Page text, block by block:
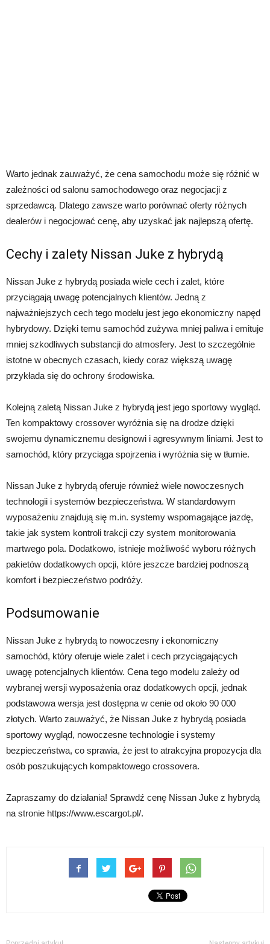
Warto jednak zauważyć, że cena samochodu może się różnić w
zależności od salonu samochodowego oraz negocjacji z
sprzedawcą. Dlatego zawsze warto porównać oferty różnych
dealerów i negocjować cenę, aby uzyskać jak najlepszą ofertę.
Cechy i zalety Nissan Juke z hybrydą
Nissan Juke z hybrydą posiada wiele cech i zalet, które
przyciągają uwagę potencjalnych klientów. Jedną z
najważniejszych cech tego modelu jest jego ekonomiczny napęd
hybrydowy. Dzięki temu samochód zużywa mniej paliwa i emituje
mniej szkodliwych substancji do atmosfery. Jest to szczególnie
istotne w obecnych czasach, kiedy coraz większą uwagę
przykłada się do ochrony środowiska.
Kolejną zaletą Nissan Juke z hybrydą jest jego sportowy wygląd.
Ten kompaktowy crossover wyróżnia się na drodze dzięki
swojemu dynamicznemu designowi i agresywnym liniami. Jest to
samochód, który przyciąga spojrzenia i wyróżnia się w tłumie.
Nissan Juke z hybrydą oferuje również wiele nowoczesnych
technologii i systemów bezpieczeństwa. W standardowym
wyposażeniu znajdują się m.in. systemy wspomagające jazdę,
takie jak system kontroli trakcji czy system monitorowania
martwego pola. Dodatkowo, istnieje możliwość wyboru różnych
pakietów dodatkowych opcji, które jeszcze bardziej podnoszą
komfort i bezpieczeństwo podróży.
Podsumowanie
Nissan Juke z hybrydą to nowoczesny i ekonomiczny
samochód, który oferuje wiele zalet i cech przyciągających
uwagę potencjalnych klientów. Cena tego modelu zależy od
wybranej wersji wyposażenia oraz dodatkowych opcji, jednak
podstawowa wersja jest dostępna w cenie od około 90 000
złotych. Warto zauważyć, że Nissan Juke z hybrydą posiada
sportowy wygląd, nowoczesne technologie i systemy
bezpieczeństwa, co sprawia, że jest to atrakcyjna propozycja dla
osób poszukujących kompaktowego crossovera.
Zapraszamy do działania! Sprawdź cenę Nissan Juke z hybrydą
na stronie https://www.escargot.pl/.